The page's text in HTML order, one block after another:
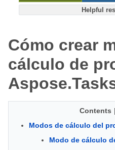
Helpful
Cómo crear
cálculo de
Contents
Modos de cálculo del
Modo de cálculo